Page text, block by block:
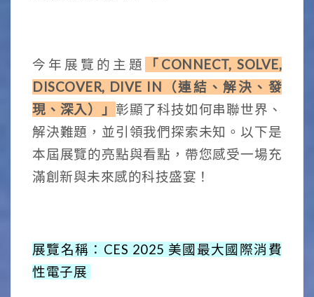
今年展覽的主題
「CONNECT, SOLVE,
DISCOVER, DIVE IN（連結、解決、發
現、深入）」 彰顯了科技如何串聯世界、
解決難題，並引領我們探索未知。以下是
本屆展覽的亮點與看點，帶您感受一場充
滿創新與未來感的科技盛宴！
展覽名稱：CES 2025 美國最大國際消費
性電子展